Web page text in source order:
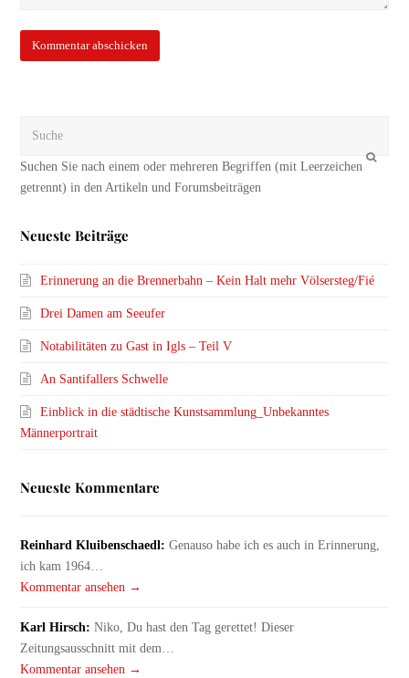
OK
Neueste Beiträge
Erinnerung an die Brennerbahn – Kein Halt mehr Völsersteg/Fié
Drei Damen am Seeufer
Notabilitäten zu Gast in Igls – Teil V
An Santifallers Schwelle
Einblick in die städtische Kunstsammlung_Unbekanntes
Männerportrait
Neueste Kommentare
Reinhard Kluibenschaedl: Genauso habe ich es auch in Erinnerung,
ich kam 1964…
Kommentar ansehen →
Karl Hirsch: Niko, Du hast den Tag gerettet! Dieser
Zeitungsausschnitt mit dem…
Kommentar ansehen →